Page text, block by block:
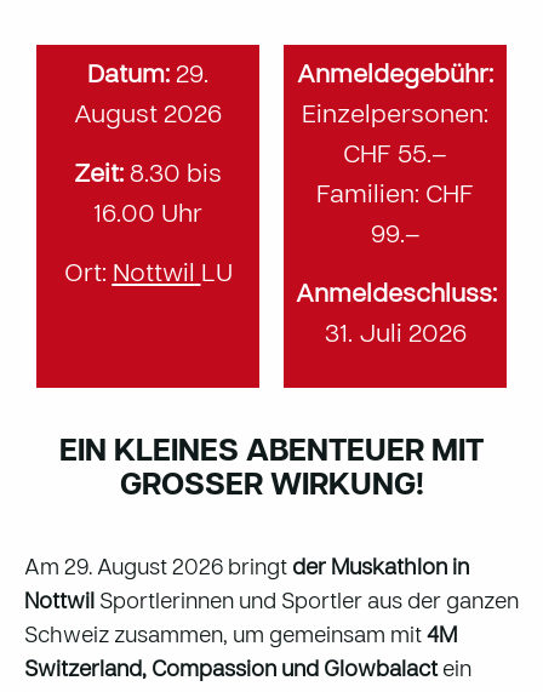
Datum: 29.
August 2026
Zeit: 8.30 bis
16.00 Uhr
Ort: Nottwil LU
Anmeldegebühr:
Einzelpersonen:
CHF 55.–
Familien: CHF
99.–
Anmeldeschluss:
31. Juli 2026
EIN KLEINES ABENTEUER MIT
GROSSER WIRKUNG!
Am 29. August 2026 bringt der Muskathlon in
Nottwil Sportlerinnen und Sportler aus der ganzen
Schweiz zusammen, um gemeinsam mit 4M
Switzerland, Compassion und Glowbalactein